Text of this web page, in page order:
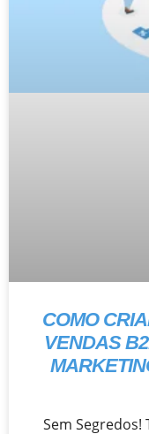
COMO
VENDAS
Sem